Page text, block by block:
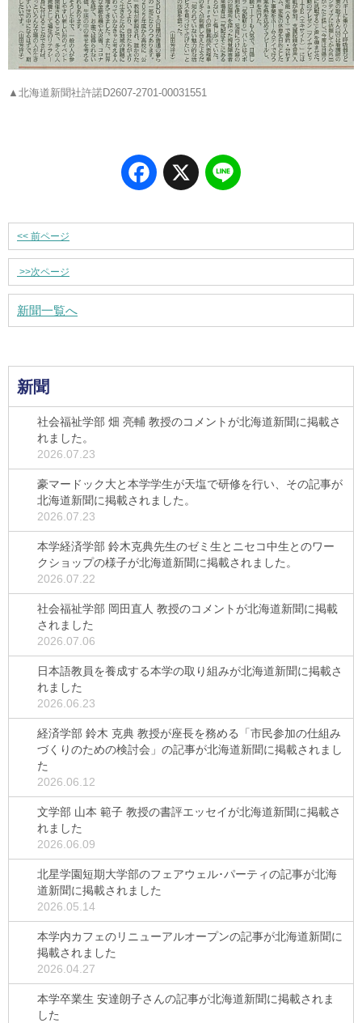
▲北海道新聞社許諾D2607-2701-00031551
Facebook
X
<< 前ページ
>>次ページ
新聞一覧へ
新聞
社会福祉学部 畑 亮輔 教授のコメントが北海道新聞に掲載さ
れました。
2026.07.23
豪マードック大と本学学生が天塩で研修を行い、その記事が
北海道新聞に掲載されました。
2026.07.23
本学経済学部 鈴木克典先生のゼミ生とニセコ中生とのワー
クショップの様子が北海道新聞に掲載されました。
2026.07.22
社会福祉学部 岡田直人 教授のコメントが北海道新聞に掲載
されました
2026.07.06
日本語教員を養成する本学の取り組みが北海道新聞に掲載さ
れました
2026.06.23
経済学部 鈴木 克典 教授が座長を務める「市民参加の仕組み
づくりのための検討会」の記事が北海道新聞に掲載されまし
た
2026.06.12
文学部 山本 範子 教授の書評エッセイが北海道新聞に掲載さ
れました
2026.06.09
北星学園短期大学部のフェアウェル･パーティの記事が北海
道新聞に掲載されました
2026.05.14
本学内カフェのリニューアルオープンの記事が北海道新聞に
掲載されました
2026.04.27
本学卒業生 安達朗子さんの記事が北海道新聞に掲載されま
した